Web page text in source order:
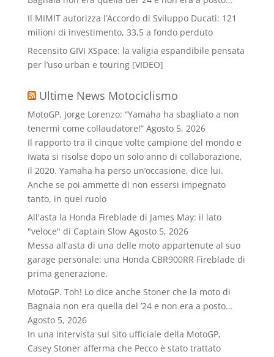
Il MIMIT autorizza l’Accordo di Sviluppo Ducati: 121
milioni di investimento, 33,5 a fondo perduto
Recensito GIVI XSpace: la valigia espandibile pensata
per l’uso urban e touring [VIDEO]
Ultime News Motociclismo
MotoGP. Jorge Lorenzo: “Yamaha ha sbagliato a non
tenermi come collaudatore!” Agosto 5, 2026
Il rapporto tra il cinque volte campione del mondo e
Iwata si risolse dopo un solo anno di collaborazione,
il 2020. Yamaha ha perso un’occasione, dice lui.
Anche se poi ammette di non essersi impegnato
tanto, in quel ruolo
All'asta la Honda Fireblade di James May: il lato
"veloce" di Captain Slow Agosto 5, 2026
Messa all'asta di una delle moto appartenute al suo
garage personale: una Honda CBR900RR Fireblade di
prima generazione.
MotoGP. Toh! Lo dice anche Stoner che la moto di
Bagnaia non era quella del ’24 e non era a posto…
Agosto 5, 2026
In una intervista sul sito ufficiale della MotoGP,
Casey Stoner afferma che Pecco è stato trattato